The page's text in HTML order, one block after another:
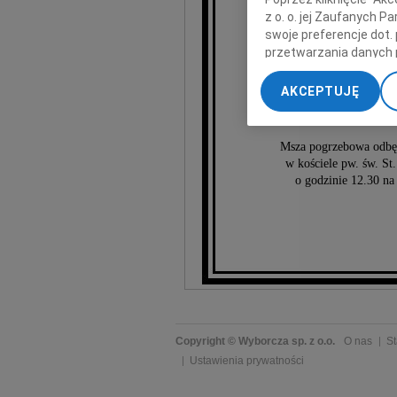
Msza pogrzebowa
w kościele pw. św.
o godzinie 12.30
Copyright © Wyborcza sp. z o.o. O nas
Ustawienia prywatności
z o. o. jej Zaufanych
swoje preferencje dot.
przetwarzania danych
„Ustawienia
My, nasi Zaufani
dokładnych danych
Przechowywanie
treści, badnie
AKCEPTUJĘ